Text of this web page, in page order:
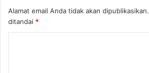
Alamat email Anda tidak akan dipublikasikan.
ditandai *